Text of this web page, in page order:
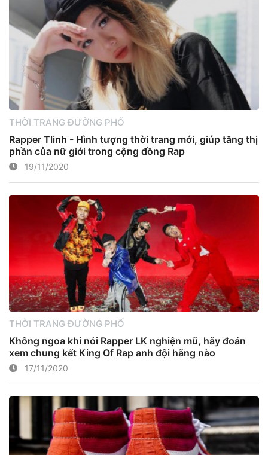
THỜI TRANG ĐƯỜNG PHỐ
Rapper Tlinh - Hình tượng thời trang mới, giúp tăng thị
phần của nữ giới trong cộng đồng Rap
19/11/2020
THỜI TRANG ĐƯỜNG PHỐ
Không ngoa khi nói Rapper LK nghiện mũ, hãy đoán
xem chung kết King Of Rap anh đội hãng nào
17/11/2020